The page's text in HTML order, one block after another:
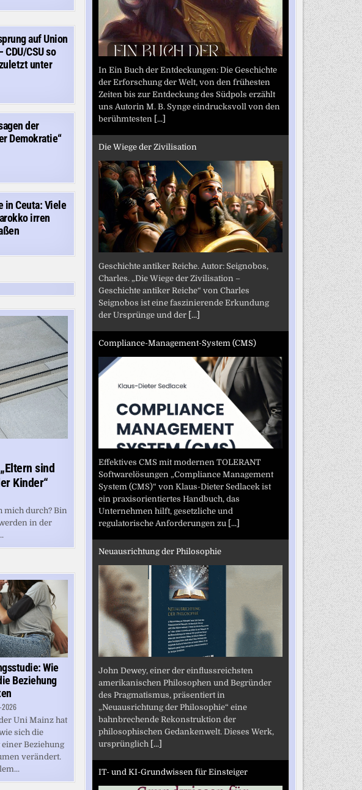
auf Union
CSU so
unter
der
Demokratie“
in Ceuta: Viele
irren
sind
Kinder“
mich durch? Bin
in der
Wie
Beziehung
Uni Mainz hat
sich die
Beziehung
verändert.
In Ein Buch der Entdeckungen: Die Geschichte
der Erforschung der Welt, von den frühesten
Zeiten bis zur Entdeckung des Südpols erzählt
uns Autorin M. B. Synge eindrucksvoll von den
berühmtesten [...]
Die Wiege der Zivilisation
Geschichte antiker Reiche. Autor: Seignobos,
Charles. „Die Wiege der Zivilisation –
Geschichte antiker Reiche“ von Charles
Seignobos ist eine faszinierende Erkundung
der Ursprünge und der [...]
Compliance-Management-System (CMS)
Effektives CMS mit modernen TOLERANT
Softwarelösungen „Compliance Management
System (CMS)“ von Klaus-Dieter Sedlacek ist
ein praxisorientiertes Handbuch, das
Unternehmen hilft, gesetzliche und
regulatorische Anforderungen zu [...]
Neuausrichtung der Philosophie
John Dewey, einer der einflussreichsten
amerikanischen Philosophen und Begründer
des Pragmatismus, präsentiert in
„Neuausrichtung der Philosophie“ eine
bahnbrechende Rekonstruktion der
philosophischen Gedankenwelt. Dieses Werk,
ursprünglich [...]
IT- und KI-Grundwissen für Einsteiger